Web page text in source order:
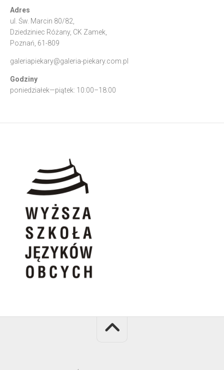
Adres
ul. Św. Marcin 80/82,
Dziedziniec Różany, CK Zamek,
Poznań, 61-809
galeriapiekary@galeria-piekary.com.pl
Godziny
poniedziałek—piątek: 10:00–18:00